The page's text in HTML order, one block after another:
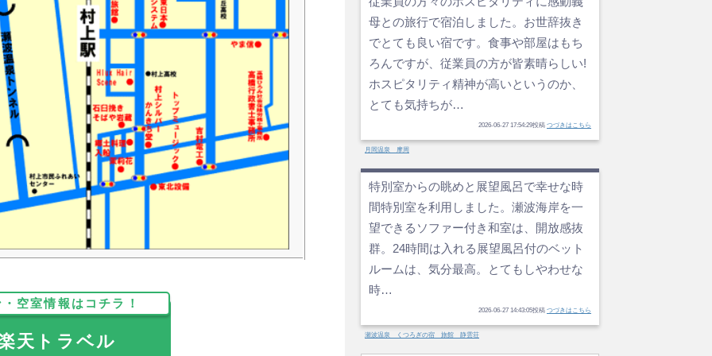
空室情報はコチラ！
トラベル
母との旅行で宿泊しました。お世辞抜き
でとても良い宿です。食事や部屋はもち
ろんですが、従業員の方が皆素晴らしい!
ホスピタリティ精神が高いというのか、
とても気持ちが…
2026-06-27 17:54:29投稿 つづきはこちら
月岡温泉 摩周
特別室からの眺めと展望風呂で幸せな時
間特別室を利用しました。瀬波海岸を一
望できるソファー付き和室は、開放感抜
群。24時間は入れる展望風呂付のベット
ルームは、気分最高。とてもしやわせな
時…
2026-06-27 14:43:05投稿 つづきはこちら
瀬波温泉 くつろぎの宿 旅館 静雲荘